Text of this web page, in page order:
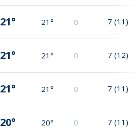
21° 21° 0 7 (11)
21° 21° 0 7 (12)
21° 21° 0 7 (11)
20° 20° 0 7 (11)